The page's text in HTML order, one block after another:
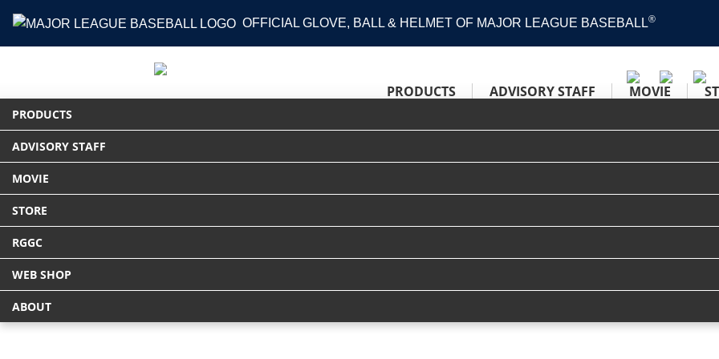
OFFICIAL GLOVE, BALL & HELMET OF MAJOR LEAGUE BASEBALL®
PRODUCTS ADVISORY STAFF MOVIE
PRODUCTS
ADVISORY STAFF
MOVIE
STORE
RGGC
WEB SHOP
ABOUT
HOME NEWS グラブインタビュー2023「オリックス・バファローズ 宗 佑磨選手」
NEWS